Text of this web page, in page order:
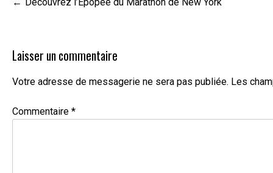
Laisser un commentaire
Votre adresse de messagerie ne sera pas publiée. Les
Commentaire *